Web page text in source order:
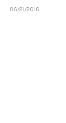
06/21/2016